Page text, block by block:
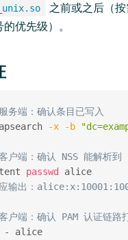
之前或之后（
优先级）。
务端：确认条目已写入
-x -b
户端：确认 NSS 能解析到
passwd
输出：
户端：确认 PAM 认证链路